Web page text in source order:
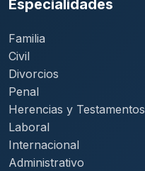
Especialidades
Familia
Civil
Divorcios
Penal
Herencias y Testamentos
Laboral
Internacional
Administrativo